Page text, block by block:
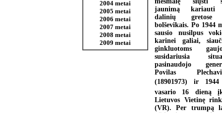
2004 metai
2005 metai
2006 metai
2007 metai
2008 metai
2009 metai
jaunimą kariauti
dalinių gretose
bolševikais. Po 1944
sausio nusilpus
karinei galiai,
ginkluotoms
susidariusia
pasinaudojo
Povilas
(18901973) ir
vasario 16 dieną
Lietuvos Vietinę
(VR). Per trumpą